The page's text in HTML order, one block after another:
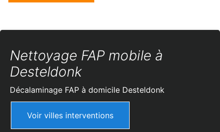
Nettoyage FAP mobile à
Desteldonk
Décalaminage FAP à domicile Desteldonk
Voir villes interventions